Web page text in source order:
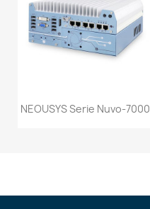
NEOUSYS Serie Nuvo-7000